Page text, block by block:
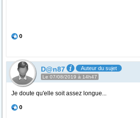
0
D@n87 Auteur du sujet
Le 07/08/2019 à 14h47
Je doute qu'elle soit assez longue...
0